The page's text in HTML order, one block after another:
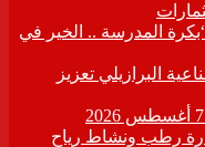
المدرسة .. الخير في
البرازيلي تعزيز
رطب ونشاط رياح